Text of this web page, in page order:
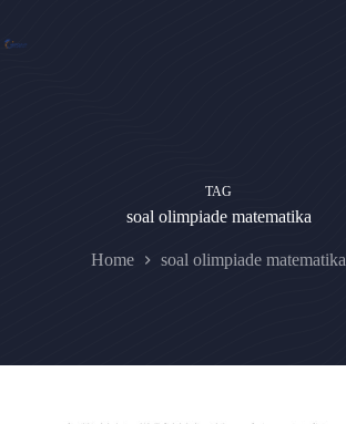
content
TAG
soal olimpiade matematika
Home soal olimpiade matematika